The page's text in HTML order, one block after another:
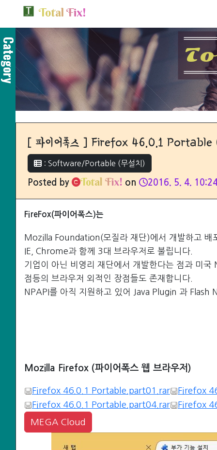
Total Fix!
To
Category
[ 파이어폭스 ] Firefox 46.0.1 Portable
: Software/Portable (무설치)
Posted by Total Fix! on 2016. 5. 4.
FireFox(파이어폭스)는
Mozilla Foundation(모질라 재단)에서 개발하고 배
IE, Chrome과 함께 3대 브라우저로 불립니다.
기업이 아닌 비영리 재단에서 개발한다는 점과 미
점등의 브라우저 외적인 장점들도 존재합니다.
NPAPI를 아직 지원하고 있어 Java Plugin 과 Flash
Mozilla Firefox (파이어폭스 웹 브라우저)
Firefox 46.0.1 Portable.part01.rar
Firefox
Firefox 46.0.1 Portable.part04.rar
Firefox
MEGA Cloud